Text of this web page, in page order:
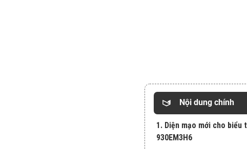
Nội dung chính
1. Diện mạo mới cho
930EM3H6